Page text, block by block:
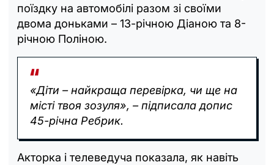
поїздку на автомобілі разом зі своїми
двома доньками – 13-річною Діаною та 8-
річною Поліною.
«Діти – найкраща перевірка, чи ще на
місті твоя зозуля», – підписала допис
45-річна Ребрик.
Акторка і телеведуча показала, як навіть